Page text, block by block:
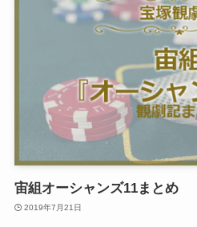
宙組オーシャンズ11まとめ
2019年7月21日